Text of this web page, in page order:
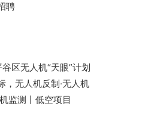
聘
区无人机“天眼”计划
，无人机反制·无人机
监测丨低空项目